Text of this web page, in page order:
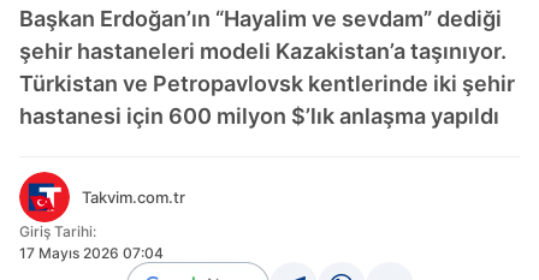
Başkan Erdoğan’ın “Hayalim ve sevdam” dediği
şehir hastaneleri modeli Kazakistan’a taşınıyor.
Türkistan ve Petropavlovsk kentlerinde iki şehir
hastanesi için 600 milyon $’lık anlaşma yapıldı
Takvim.com.tr
Giriş Tarihi:
17 Mayıs 2026 07:04